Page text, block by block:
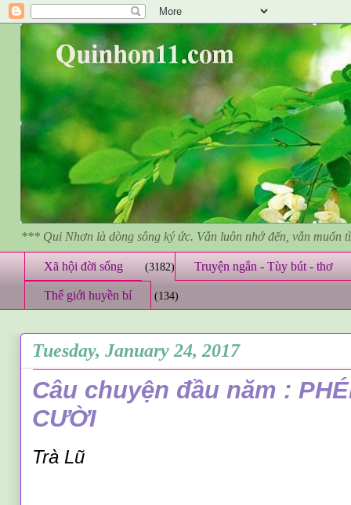
*** Qui Nhơn là dòng sông ký ức. Vẫn luôn nhớ đến, vẫn muốn
Xã hội đời sống (3182) Truyện ngắn - Tùy bút - thơ
Thế giới huyền bí (134)
Tuesday, January 24, 2017
Câu chuyện đầu năm :
CƯỜI
Trà Lũ